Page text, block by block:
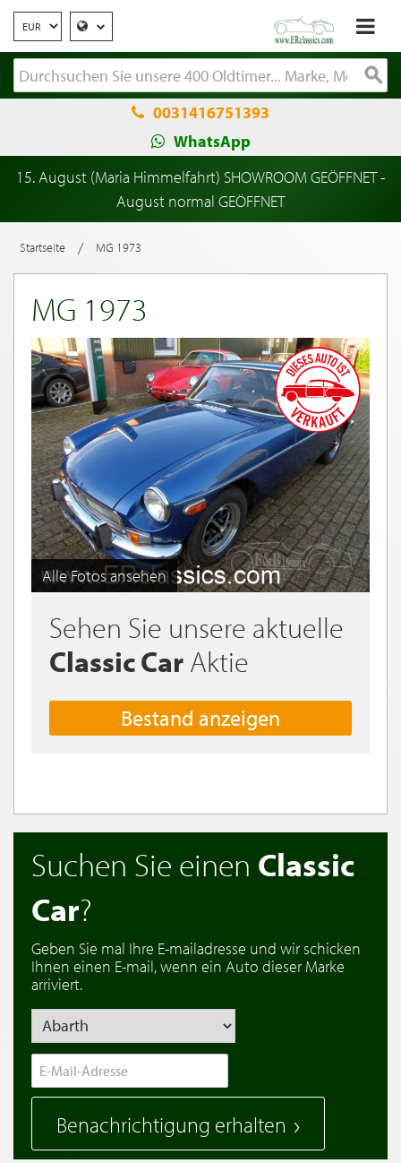
0031416751393
WhatsApp
15. August (Maria Himmelfahrt) SHOWROOM GEÖFFNET -
August normal GEÖFFNET
Startseite / MG 1973
MG 1973
Alle Fotos ansehen
Sehen Sie unsere aktuelle
Classic Car Aktie
Bestand anzeigen
Suchen Sie einen Classic
Car?
Geben Sie mal Ihre E-mailadresse und wir schicken
Ihnen einen E-mail, wenn ein Auto dieser Marke
arriviert.
Benachrichtigung erhalten